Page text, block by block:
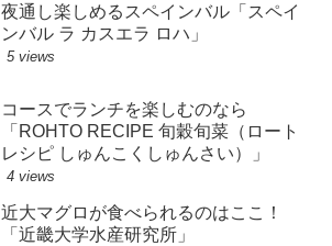
夜通し楽しめるスペインバル「スペイ
ンバル ラ カスエラ ロハ」
5 views
コースでランチを楽しむのなら
「ROHTO RECIPE 旬穀旬菜（ロート
レシピ しゅんこくしゅんさい）」
4 views
近大マグロが食べられるのはここ！
「近畿大学水産研究所」